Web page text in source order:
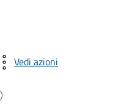
Vedi azioni